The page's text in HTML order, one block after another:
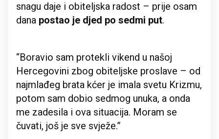
snagu daje i obiteljska radost – prije osam
dana postao je djed po sedmi put.
“Boravio sam protekli vikend u našoj
Hercegovini zbog obiteljske proslave – od
najmlađeg brata kćer je imala svetu Krizmu,
potom sam dobio sedmog unuka, a onda
me zadesila i ova situacija. Moram se
čuvati, još je sve svježe.”